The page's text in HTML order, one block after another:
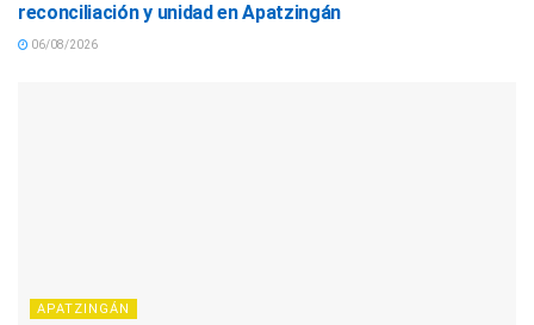
reconciliación y unidad en Apatzingán
06/08/2026
APATZINGÁN